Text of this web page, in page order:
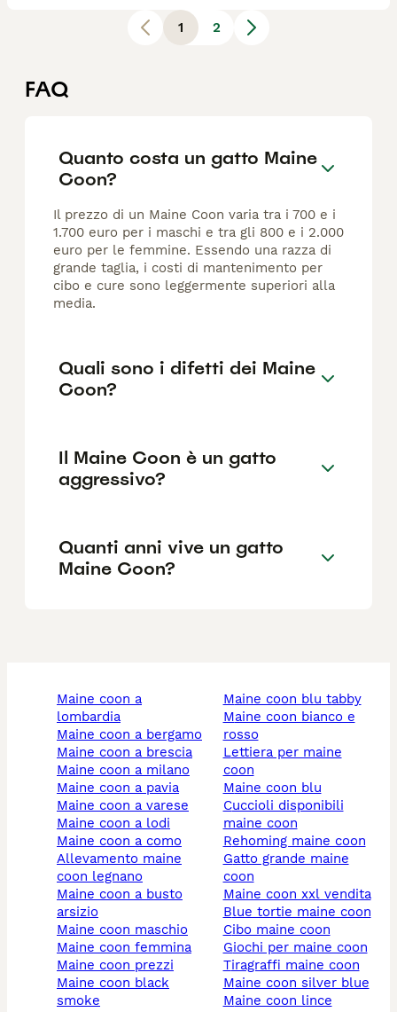
1 2
FAQ
Quanto costa un gatto Maine
Coon?
Il prezzo di un Maine Coon varia tra i 700 e i
1.700 euro per i maschi e tra gli 800 e i 2.000
euro per le femmine. Essendo una razza di
grande taglia, i costi di mantenimento per
cibo e cure sono leggermente superiori alla
media.
Quali sono i difetti dei Maine
Coon?
Il Maine Coon è un gatto
aggressivo?
Quanti anni vive un gatto
Maine Coon?
maine coon a
lombardia
maine coon a bergamo
maine coon a brescia
maine coon a milano
maine coon a pavia
maine coon a varese
maine coon a lodi
maine coon a como
allevamento maine
coon legnano
maine coon a busto
arsizio
maine coon maschio
maine coon femmina
maine coon prezzi
maine coon black
smoke
maine coon blu tabby
maine coon bianco e
rosso
lettiera per maine
coon
maine coon blu
cuccioli disponibili
maine coon
rehoming maine coon
gatto grande maine
coon
maine coon xxl vendita
blue tortie maine coon
cibo maine coon
giochi per maine coon
tiragraffi maine coon
maine coon silver blue
maine coon lince